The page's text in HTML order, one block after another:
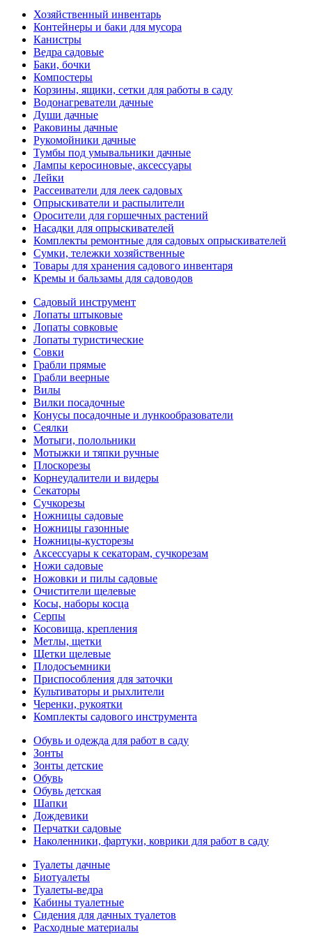
Хозяйственный инвентарь
Контейнеры и баки для мусора
Канистры
Ведра садовые
Баки, бочки
Компостеры
Корзины, ящики, сетки для работы в саду
Водонагреватели дачные
Души дачные
Раковины дачные
Рукомойники дачные
Тумбы под умывальники дачные
Лампы керосиновые, аксессуары
Лейки
Рассеиватели для леек садовых
Опрыскиватели и распылители
Оросители для горшечных растений
Насадки для опрыскивателей
Комплекты ремонтные для садовых опрыскивателей
Сумки, тележки хозяйственные
Товары для хранения садового инвентаря
Кремы и бальзамы для садоводов
Садовый инструмент
Лопаты штыковые
Лопаты совковые
Лопаты туристические
Совки
Грабли прямые
Грабли веерные
Вилы
Вилки посадочные
Конусы посадочные и лункообразователи
Сеялки
Мотыги, полольники
Мотыжки и тяпки ручные
Плоскорезы
Корнеудалители и видеры
Секаторы
Сучкорезы
Ножницы садовые
Ножницы газонные
Ножницы-кусторезы
Аксессуары к секаторам, сучкорезам
Ножи садовые
Ножовки и пилы садовые
Очистители щелевые
Косы, наборы косца
Серпы
Косовища, крепления
Метлы, щетки
Щетки щелевые
Плодосъемники
Приспособления для заточки
Культиваторы и рыхлители
Черенки, рукоятки
Комплекты садового инструмента
Обувь и одежда для работ в саду
Зонты
Зонты детские
Обувь
Обувь детская
Шапки
Дождевики
Перчатки садовые
Наколенники, фартуки, коврики для работ в саду
Туалеты дачные
Биотуалеты
Туалеты-ведра
Кабины туалетные
Сидения для дачных туалетов
Расходные материалы